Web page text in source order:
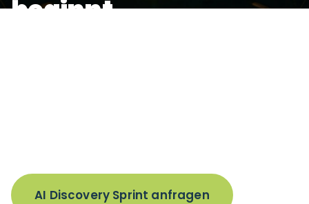
beginnt
AI Discovery Sprint anfragen